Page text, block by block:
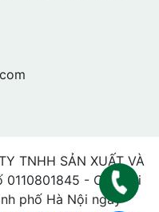
TNHH SẢN XUẤT VÀ
0110801845 - Cấp bởi
phố Hà Nội ngày